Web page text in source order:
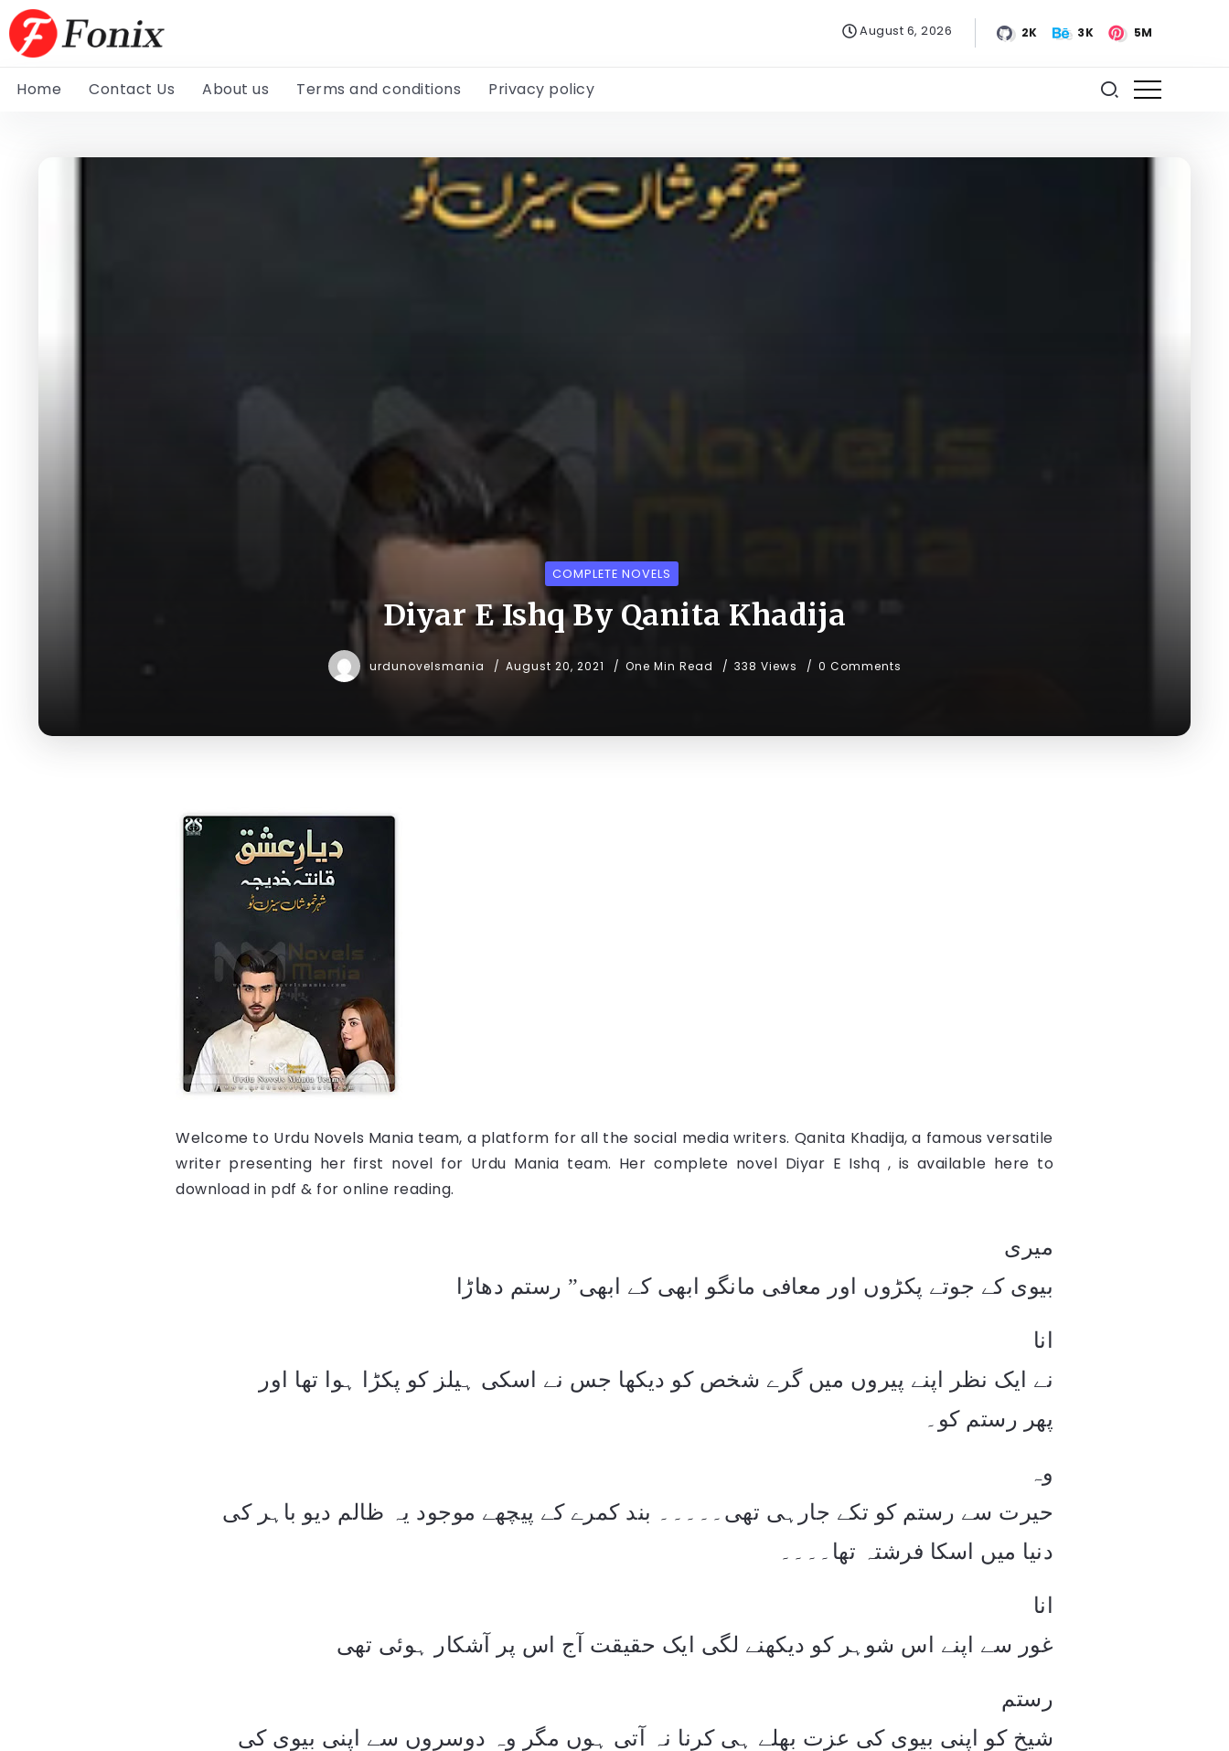
August 6, 2026 2K 3K 5M
Home Contact Us About us Terms and conditions Privacy policy
COMPLETE NOVELS
Diyar E Ishq By Qanita Khadija
urdunovelsmania August 20, 2021 One Min Read 338 Views 0 Comments
Welcome to Urdu Novels Mania team, a platform for all the social media writers. Qanita Khadija, a famous versatile
writer presenting her first novel for Urdu Mania team. Her complete novel Diyar E Ishq , is available here to
download in pdf & for online reading.
میری
بیوی کے جوتے پکڑوں اور معافی مانگو ابھی کے ابھی” رستم دھاڑا
انا
نے ایک نظر اپنے پیروں میں گرے شخص کو دیکھا جس نے اسکی ہیلز کو پکڑا ہوا تھا اور
پھر رستم کو۔
وہ
حیرت سے رستم کو تکے جارہی تھی۔۔۔۔۔ بند کمرے کے پیچھے موجود یہ ظالم دیو باہر کی
دنیا میں اسکا فرشتہ تھا۔۔۔۔
انا
غور سے اپنے اس شوہر کو دیکھنے لگی ایک حقیقت آج اس پر آشکار ہوئی تھی
رستم
شیخ کو اپنی بیوی کی عزت بھلے ہی کرنا نہ آتی ہوں مگر وہ دوسروں سے اپنی بیوی کی